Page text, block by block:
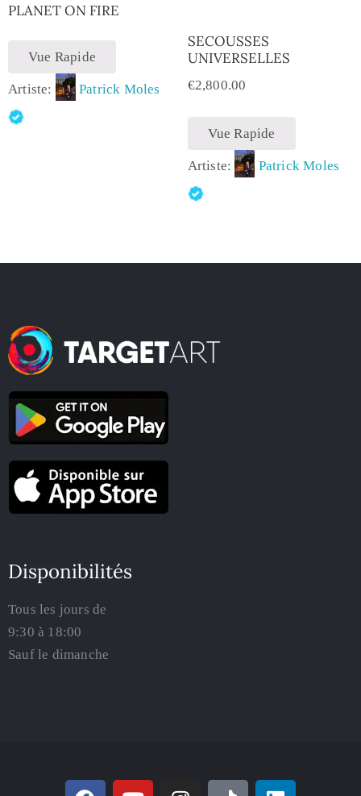
PLANET ON FIRE
Vue Rapide
Artiste: Patrick Moles
SECOUSSES
UNIVERSELLES
€2,800.00
Vue Rapide
Artiste: Patrick Moles
Disponibilités
Tous les jours de
9:30 à 18:00
Sauf le dimanche